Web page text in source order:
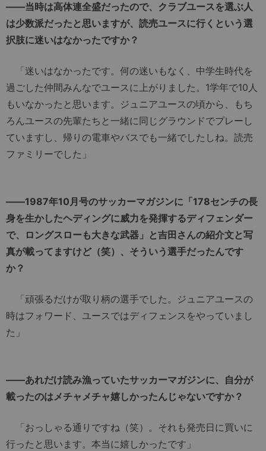
――当時は高体連全盛だったので、クラブユースを選ぶ人
は少数派だったと思いますが、読売ユースに行くという選
択肢に迷いはなかったですか？
「迷いはなかったです。何の迷いもなく、中学生時代を
過ごした仲間みんなでユースに上がりました。1学年で10人
もいなかったと思います。ジュニアユースの頃から、もち
ろんユースの先輩たちと一緒に同じグラウンドでプレーし
ていますし、帰りの電車やバスでも一緒でしたしね。読売
ファミリーでした」
――1987年10月号のサッカーマガジンに「178センチの長
身を生かしたヘディングに威力を発揮するディフェンダー
で、ロングスローも大きな武器」と吉田さんの紹介文と写
真が載ってますけど（笑）、そういう選手だったんです
か？
「頑張るだけが取り柄の選手でした。ジュニアユースの
時はフォワード、ユースではディフェンスをやっていまし
た」
――あれだけ読み漁っていたサッカーマガジンに、自分が
載ったのはメチャメチャ嬉しかったんじゃないですか？
「おっしゃる通りですね（笑）。それも発売日に買いに
行ったと思います。本当に嬉しかったです」